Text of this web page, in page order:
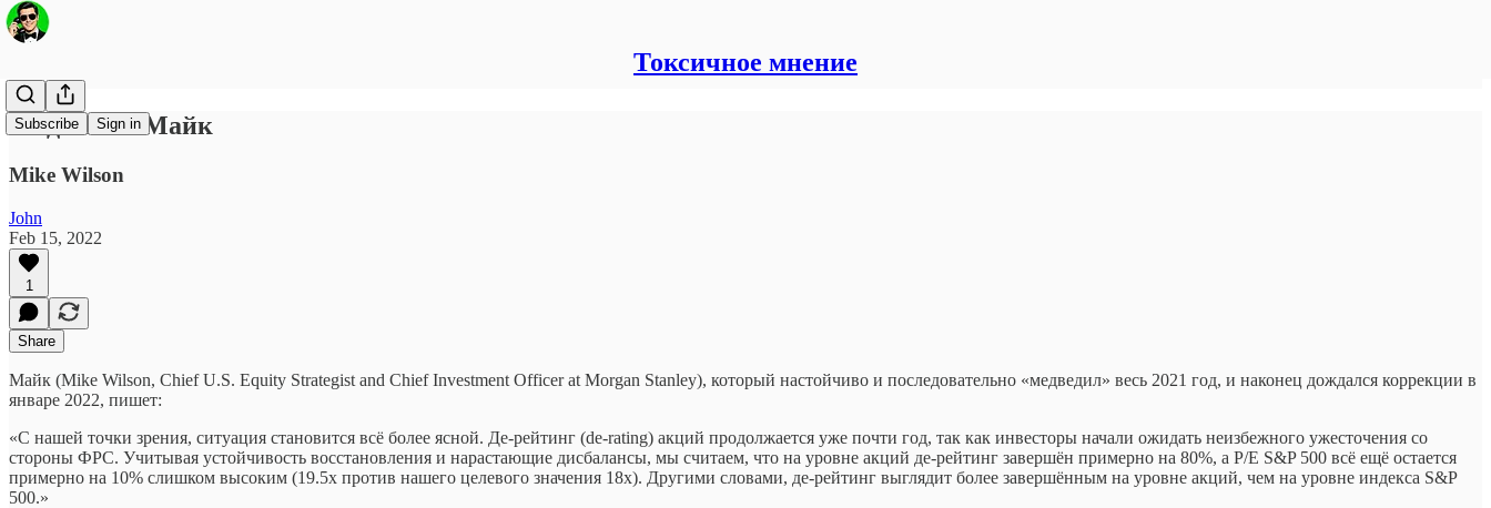
Токсичное мнение
Subscribe Sign in
Медвежий Майк
Mike Wilson
John
Feb 15, 2022
1
Share
Майк (Mike Wilson, Chief U.S. Equity Strategist and Chief Investment Officer at Morgan Stanley), который настойчиво и последовательно «медведил» весь 2021 год, и наконец дождался коррекции в
январе 2022, пишет:
«С нашей точки зрения, ситуация становится всё более ясной. Де-рейтинг (de-rating) акций продолжается уже почти год, так как инвесторы начали ожидать неизбежного ужесточения со
стороны ФРС. Учитывая устойчивость восстановления и нарастающие дисбалансы, мы считаем, что на уровне акций де-рейтинг завершён примерно на 80%, а P/E S&P 500 всё ещё остается
примерно на 10% слишком высоким (19.5x против нашего целевого значения 18x). Другими словами, де-рейтинг выглядит более завершённым на уровне акций, чем на уровне индекса S&P
500.»